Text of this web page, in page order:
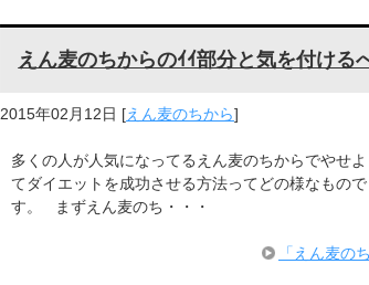
えん麦のちからのｲｲ部分と気を付ける
2015年02月12日 [えん麦のちから]
多くの人が人気になってるえん麦のちからでやせ
てダイエットを成功させる方法ってどの様なもの
す。 まずえん麦のち・・・
「えん麦の